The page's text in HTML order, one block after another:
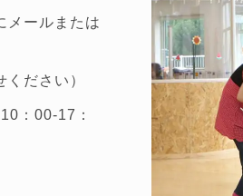
メールまたは
ださい）
：00-17：